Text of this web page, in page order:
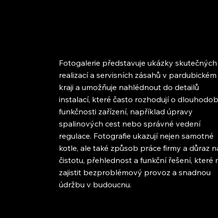
Fotogalerie představuje ukázky skutečných
realizací a servisních zásahů v pardubickém
kraji a umožňuje nahlédnout do detailů
instalací, které často rozhodují o
funkčnosti zařízení, například úpravy
spalinových cest nebo správné vedení
regulace. Fotografie ukazují nejen samotné
kotle, ale také způsob práce firmy a důraz
čistotu, přehlednost a funkční řešení, které
zajistit bezproblémový provoz a snadnou
údržbu v budoucnu.